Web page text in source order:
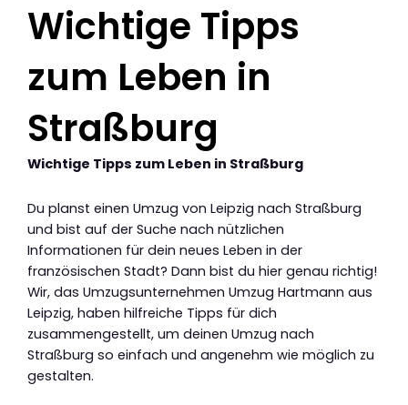
Wichtige Tipps
zum Leben in
Straßburg
Wichtige Tipps zum Leben in Straßburg
Du planst einen Umzug von Leipzig nach Straßburg
und bist auf der Suche nach nützlichen
Informationen für dein neues Leben in der
französischen Stadt? Dann bist du hier genau richtig!
Wir, das Umzugsunternehmen Umzug Hartmann aus
Leipzig, haben hilfreiche Tipps für dich
zusammengestellt, um deinen Umzug nach
Straßburg so einfach und angenehm wie möglich zu
gestalten.